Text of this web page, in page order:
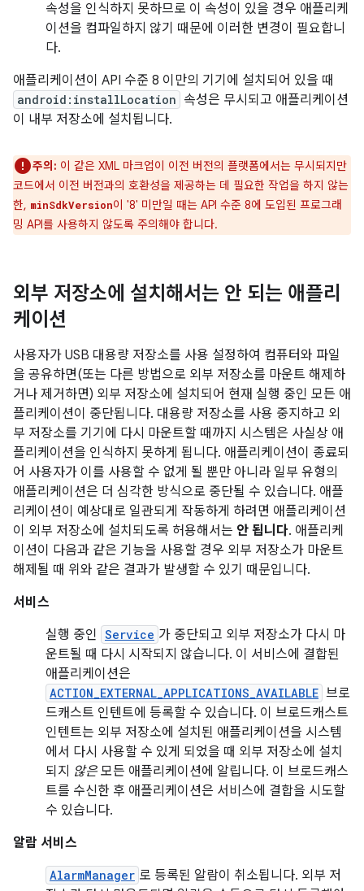
속성을 인식하지 못하므로 이 속성이 있을 경우 애플리케
이션을 컴파일하지 않기 때문에 이러한 변경이 필요합니
다.
애플리케이션이 API 수준 8 이만의 기기에 설치되어 있을 때
android:installLocation 속성은 무시되고 애플리케이션
이 내부 저장소에 설치됩니다.
주의: 이 같은 XML 마크업이 이전 버전의 플랫폼에서는 무시되지만
코드에서 이전 버전과의 호환성을 제공하는 데 필요한 작업을 하지 않는
한, minSdkVersion이 '8' 미만일 때는 API 수준 8에 도입된 프로그래
밍 API를 사용하지 않도록 주의해야 합니다.
외부 저장소에 설치해서는 안 되는 애플리
케이션
사용자가 USB 대용량 저장소를 사용 설정하여 컴퓨터와 파일
을 공유하면(또는 다른 방법으로 외부 저장소를 마운트 해제하
거나 제거하면) 외부 저장소에 설치되어 현재 실행 중인 모든 애
플리케이션이 중단됩니다. 대용량 저장소를 사용 중지하고 외
부 저장소를 기기에 다시 마운트할 때까지 시스템은 사실상 애
플리케이션을 인식하지 못하게 됩니다. 애플리케이션이 종료되
어 사용자가 이를 사용할 수 없게 될 뿐만 아니라 일부 유형의
애플리케이션은 더 심각한 방식으로 중단될 수 있습니다. 애플
리케이션이 예상대로 일관되게 작동하게 하려면 애플리케이션
이 외부 저장소에 설치되도록 허용해서는 안 됩니다. 애플리케
이션이 다음과 같은 기능을 사용할 경우 외부 저장소가 마운트
해제될 때 위와 같은 결과가 발생할 수 있기 때문입니다.
서비스
실행 중인 Service 가 중단되고 외부 저장소가 다시 마
운트될 때 다시 시작되지 않습니다. 이 서비스에 결합된
애플리케이션은
ACTION_EXTERNAL_APPLICATIONS_AVAILABLE 브로
드캐스트 인텐트에 등록할 수 있습니다. 이 브로드캐스트
인텐트는 외부 저장소에 설치된 애플리케이션을 시스템
에서 다시 사용할 수 있게 되었을 때 외부 저장소에 설치
되지 않은모든 애플리케이션에 알립니다. 이 브로드캐스
트를 수신한 후 애플리케이션은 서비스에 결합을 시도할
수 있습니다.
알람 서비스
AlarmManager 로 등록된 알람이 취소됩니다. 외부 저